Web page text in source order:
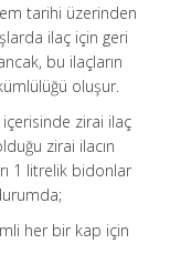
tarihi üzerinden
ilaç için geri
bu ilaçların
oluşur.
zirai ilaç
zirai ilacın
1 litrelik bidonlar
her bir kap için